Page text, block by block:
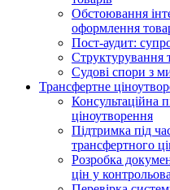
Обстоювання
оформлення
Пост-аудит:
Структурування
Судові спори з
Трансфертне
Консультаційна
ціноутворення
Підтримка під
трансфертного
Розробка
цін у